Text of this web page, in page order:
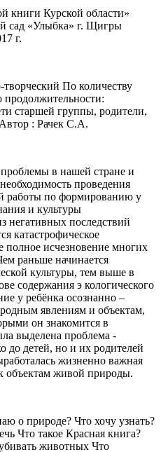
книги Курской области»
сад «Улыбка» г. Щигры
г.
По количеству
старшей группы, родители,
Автор : Рачек С.А.
в нашей стране и
проведения
работы по формированию у
и культуры
негативных последствий
катастрофическое
исчезновение многих
раньше начинается
культуры, тем выше в
содержания э кологического
у ребёнка осознанно –
явлениям и объектам,
он знакомится в
выделена проблема -
до детей, но и их родителей
жизненно важная
объектам живой природы.
о природе? Что хочу узнать?
Что такое Красная книга?
животных Что